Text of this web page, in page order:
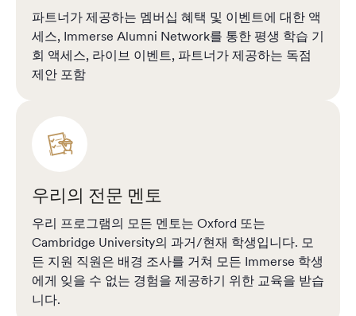
파트너가 제공하는 멤버십 혜택 및 이벤트에 대한 액
세스, Immerse Alumni Network를 통한 평생 학습 기
회 액세스, 라이브 이벤트, 파트너가 제공하는 독점
제안 포함
우리의 전문 멘토
우리 프로그램의 모든 멘토는 Oxford 또는
Cambridge University의 과거/현재 학생입니다. 모
든 지원 직원은 배경 조사를 거쳐 모든 Immerse 학생
에게 잊을 수 없는 경험을 제공하기 위한 교육을 받습
니다.